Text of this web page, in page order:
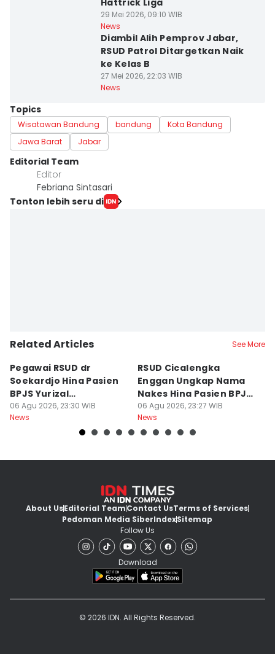
Hattrick Liga
29 Mei 2026, 09:10 WIB
News
Diambil Alih Pemprov Jabar,
RSUD Patrol Ditargetkan Naik
ke Kelas B
27 Mei 2026, 22:03 WIB
News
Topics
Wisatawan Bandung bandung
Kota Bandung
Jawa Barat
Jabar
Editorial Team
Editor
Febriana Sintasari
Tonton lebih seru di
Related Articles See More
Pegawai RSUD dr
Soekardjo Hina Pasien
BPJS Yurizal
Mengundurkan Diri
06 Agu 2026, 23:30 WIB
News
RSUD Cicalengka
Enggan Ungkap Nama
Nakes Hina Pasien BPJS
Yurizal
06 Agu 2026, 23:27 WIB
News
About UsEditorial TeamContact UsTerms of Services
Pedoman Media SiberIndexSitemap
Follow Us
Download
© 2026 IDN. All Rights Reserved.